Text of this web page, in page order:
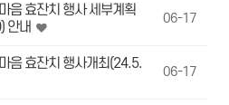
음 효잔치 행사 세부계획
안내
06-17
음 효잔치 행사개최(24.5.
06-17